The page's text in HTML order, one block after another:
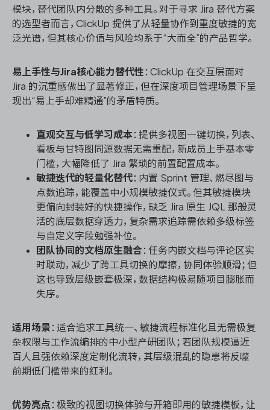
模块，替代团队内分散的多种工具。对于寻求 Jira 替代方案
的选型者而言，ClickUp 提供了从轻量协作到重度敏捷的宽
泛光谱，但其核心价值与风险均系于“大而全”的产品哲学。
易上手性与Jira核心能力替代性 ：ClickUp 在交互层面对
Jira 的沉重感做出了显著修正，但在深度项目管理场景下呈
现出“易上手却难精通”的矛盾特质。
直观交互与低学习成本：提供多视图一键切换，列表、
看板与甘特图同源数据无需重配，新成员上手基本零
门槛，大幅降低了 Jira 繁琐的前置配置成本。
敏捷迭代的轻量化替代：内置 Sprint 管理、燃尽图与
点数追踪，能覆盖中小规模敏捷仪式。但其敏捷模块
更偏向封装好的快捷操作，缺乏 Jira 原生 JQL 那般灵
活的底层数据穿透力，复杂需求追踪需依赖多级标签
与自定义字段勉强补位。
团队协同的文档原生融合 ：任务内嵌文档与评论区实
时联动，减少了跨工具切换的摩擦，协同体验顺滑；但
这也导致层级嵌套极深，数据结构极易随项目膨胀而
失序。
适用场景 ：适合追求工具统一、敏捷流程标准化且无需极复
杂权限与工作流编排的中小型产研团队；若团队规模逼近
百人且强依赖深度定制化流转，其层级混乱的隐患将反噬
前期低门槛带来的红利。
优势亮点 ：极致的视图切换体验与开箱即用的敏捷模板，让